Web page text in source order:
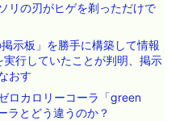
リの刃がヒゲを剃っただけで
示板」を勝手に構築して情報
行していたことが判明、掲示
おす
ロカロリーコーラ「green
ラとどう違うのか？